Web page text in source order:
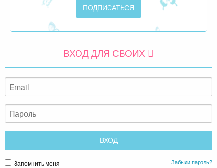
ВХОД ДЛЯ СВОИХ
Запомнить меня Забыли пароль?